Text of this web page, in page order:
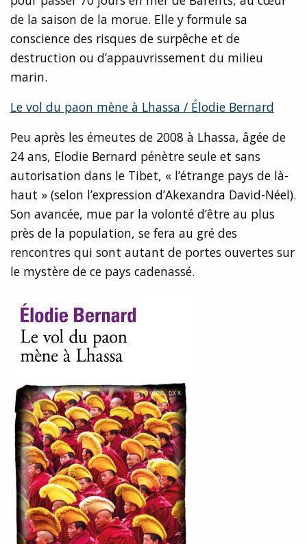
de la saison de la morue. Elle y formule sa
conscience des risques de surpêche et de
destruction ou d’appauvrissement du milieu
marin.
Le vol du paon mène à Lhassa / Élodie Bernard
Peu après les émeutes de 2008 à Lhassa, âgée de
24 ans, Elodie Bernard pénètre seule et sans
autorisation dans le Tibet, « l’étrange pays de là-
haut » (selon l’expression d’Akexandra David-Néel).
Son avancée, mue par la volonté d’être au plus
près de la population, se fera au gré des
rencontres qui sont autant de portes ouvertes sur
le mystère de ce pays cadenassé.